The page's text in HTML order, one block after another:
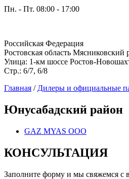
Пн. - Пт. 08:00 - 17:00
Российская Федерация
Ростовская область Мясниковский
Улица: 1-км шоссе Ростов-
Стр.: 6/7, 6/8
Главная / Дилеры и официальные
Юнусабадский район
GAZ MYAS OOO
КОНСУЛЬТАЦИЯ
Заполните форму и мы свяжемся с